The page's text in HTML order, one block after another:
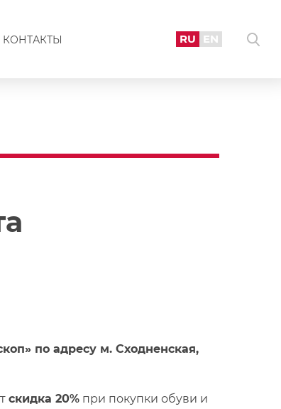
КОНТАКТЫ RU EN
по адресу м. Сходненская,
скидка 20% при покупки обуви и